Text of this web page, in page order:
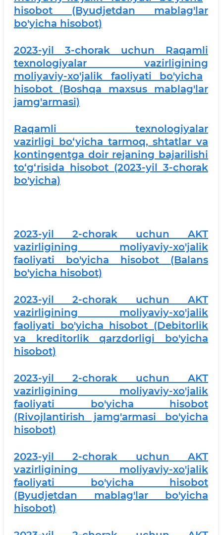
hisobot (Byudjetdan mablag'lar
bo'yicha hisobot)
2023-yil 3-chorak uchun Raqamli
texnologiyalar vazirligining
moliyaviy-xo'jalik faoliyati bo'yicha
hisobot (Boshqa maxsus mablag'lar
jamg'armasi)
Raqamli texnologiyalar
vazirligi bo‘yicha tarmoq, shtatlar va
kontingentga doir rejaning bajarilishi
to‘g‘risida hisobot (2023-yil 3-chorak
bo'yicha)
2023-yil 2-chorak uchun AKT
vazirligining moliyaviy-xo'jalik
faoliyati bo'yicha hisobot (Balans
bo'yicha hisobot)
2023-yil 2-chorak uchun AKT
vazirligining moliyaviy-xo'jalik
faoliyati bo'yicha hisobot (Debitorlik
va kreditorlik qarzdorligi bo'yicha
hisobot)
2023-yil 2-chorak uchun AKT
vazirligining moliyaviy-xo'jalik
faoliyati bo'yicha hisobot
(Rivojlantirish jamg'armasi bo'yicha
hisobot)
2023-yil 2-chorak uchun AKT
vazirligining moliyaviy-xo'jalik
faoliyati bo'yicha hisobot
(Byudjetdan mablag'lar bo'yicha
hisobot)